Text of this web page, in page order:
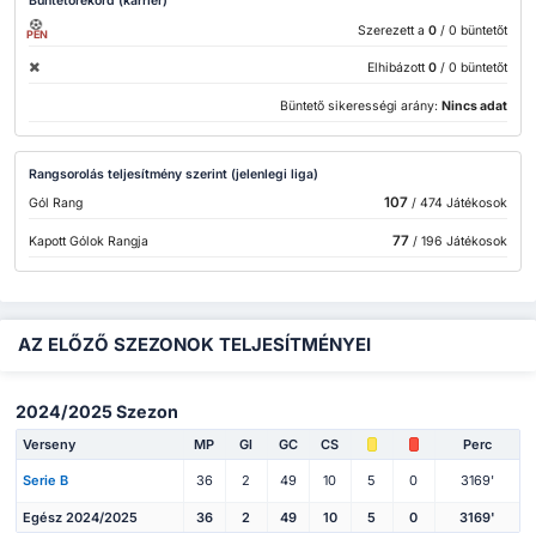
PEN Szerezett a 0 / 0 büntetőt
Elhibázott 0 / 0 büntetőt
Büntető sikerességi arány: Nincs adat
Rangsorolás teljesítmény szerint (jelenlegi liga)
Gól Rang
107/ 474 Játékosok
Kapott Gólok Rangja 77/ 196 Játékosok
AZ ELŐZŐ SZEZONOK TELJESÍTMÉNYEI
2024/2025 Szezon
Verseny MP Gl GC CS Perc
Serie B 36 2 49 10 5 0 3169'
Egész 2024/2025 36 2 49 10 5 0 3169'